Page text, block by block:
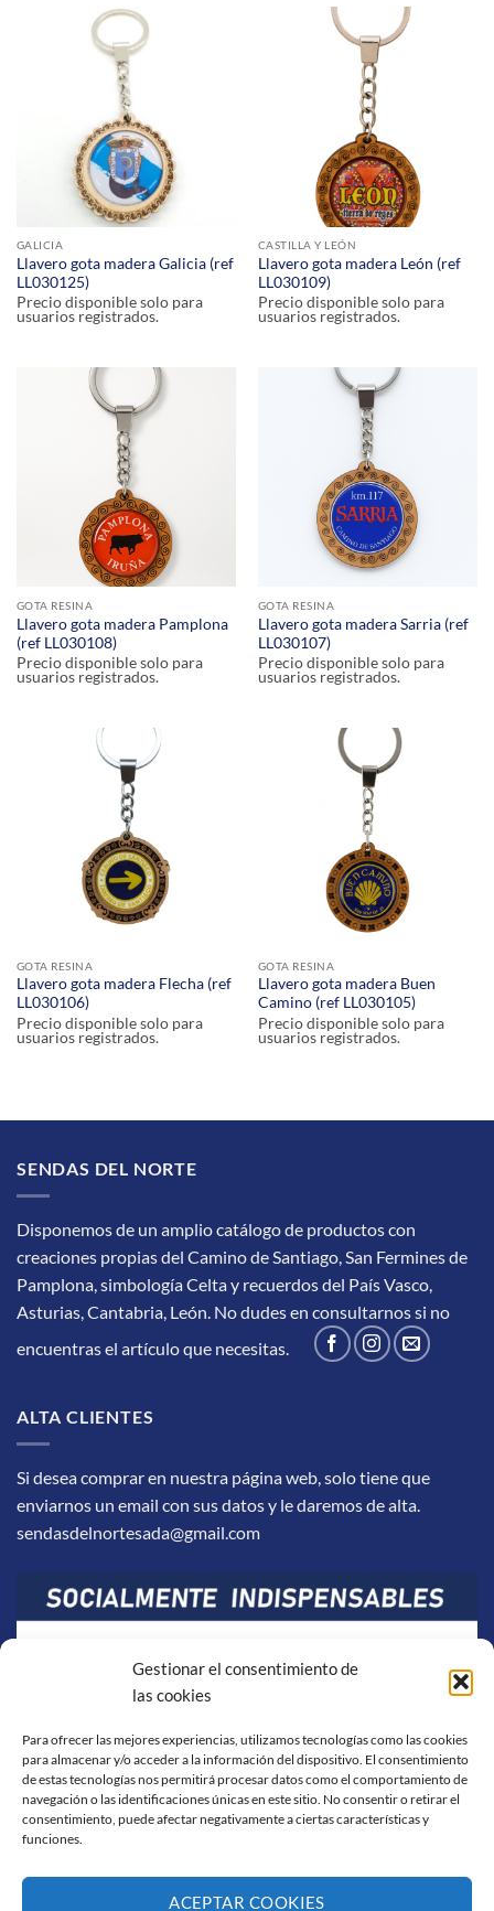
Gestionar el consentimiento de
las cookies
Para ofrecer las mejores experiencias, utilizamos tecnologías como las cookies
para almacenar y/o acceder a la información del dispositivo. El consentimiento
de estas tecnologías nos permitirá procesar datos como el comportamiento de
navegación o las identificaciones únicas en este sitio. No consentir o retirar el
consentimiento, puede afectar negativamente a ciertas características y
funciones.
ACEPTAR COOKIES
GALICIA
Llavero gota madera Galicia (ref
LL030125)
Precio disponible solo para
usuarios registrados.
CASTILLA Y LEÓN
Llavero gota madera León (ref
LL030109)
Precio disponible solo para
usuarios registrados.
GOTA RESINA
Llavero gota madera Pamplona
(ref LL030108)
Precio disponible solo para
usuarios registrados.
GOTA RESINA
Llavero gota madera Sarria (ref
LL030107)
Precio disponible solo para
usuarios registrados.
GOTA RESINA
Llavero gota madera Flecha (ref
LL030106)
Precio disponible solo para
usuarios registrados.
GOTA RESINA
Llavero gota madera Buen
Camino (ref LL030105)
Precio disponible solo para
usuarios registrados.
SENDAS DEL NORTE
Disponemos de un amplio catálogo de productos con
creaciones propias del Camino de Santiago, San Fermines de
Pamplona, simbología Celta y recuerdos del País Vasco,
Asturias, Cantabria, León. No dudes en consultarnos si no
encuentras el artículo que necesitas.
ALTA CLIENTES
Si desea comprar en nuestra página web, solo tiene que
enviarnos un email con sus datos y le daremos de alta.
sendasdelnortesada@gmail.com